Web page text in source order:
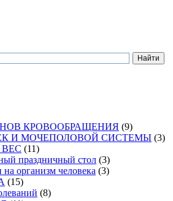
КРОВООБРАЩЕНИЯ (9)
И МОЧЕПОЛОВОЙ СИСТЕМЫ (3)
ВЕС (11)
праздничный стол (3)
организм человека (3)
(15)
(8)